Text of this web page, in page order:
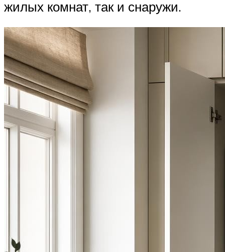
жилых комнат, так и снаружи.